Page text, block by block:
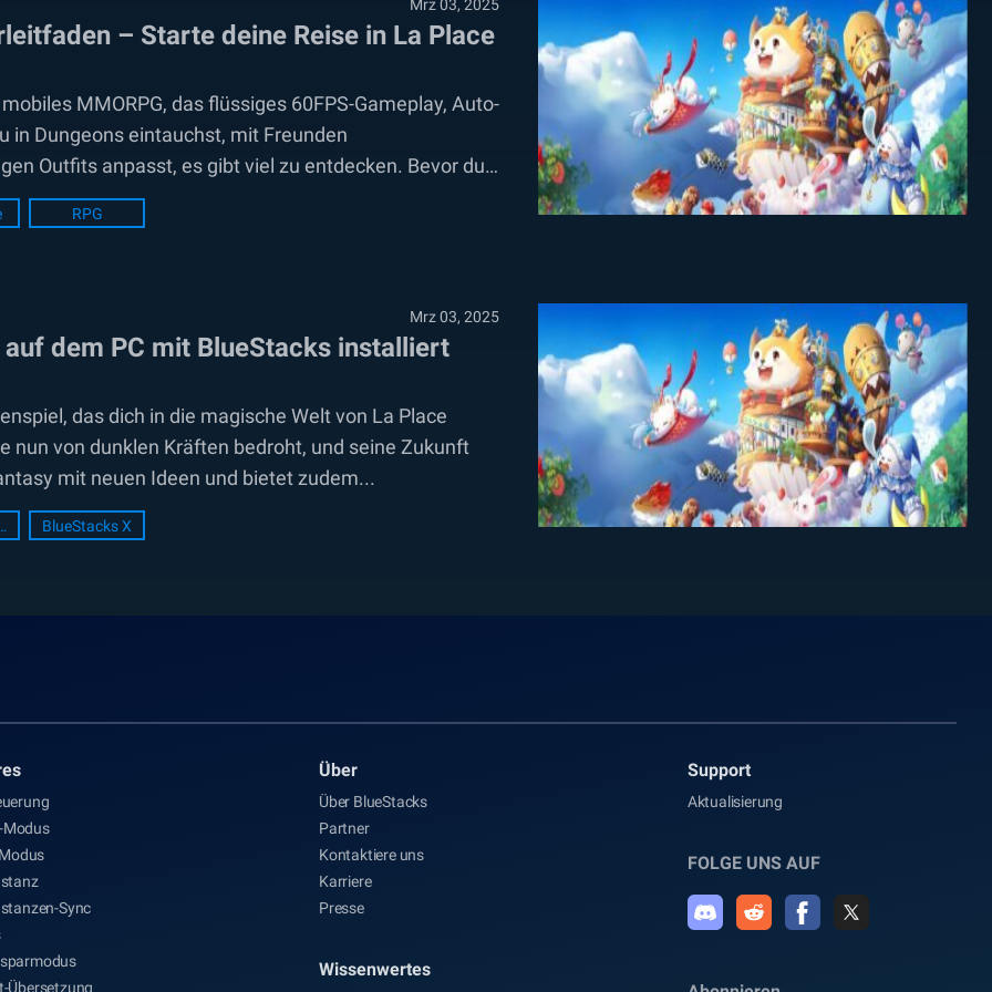
Mrz 03, 2025
– Starte deine Reise in La Place
MMORPG, das flüssiges 60FPS-Gameplay, Auto-
in Dungeons eintauchst, mit Freunden
Outfits anpasst, es gibt viel zu entdecken. Bevor du
RPG
Mrz 03, 2025
dem PC mit BlueStacks installiert
das dich in die magische Welt von La Place
nun von dunklen Kräften bedroht, und seine Zukunft
mit neuen Ideen und bietet zudem...
Setup BlueStacks X
Modus
Sync
Übersetzung
Über
Über BlueStacks
Partner
Kontaktiere uns
Karriere
Presse
Wissenwertes
Support
Aktualisierung
FOLGE UNS AUF